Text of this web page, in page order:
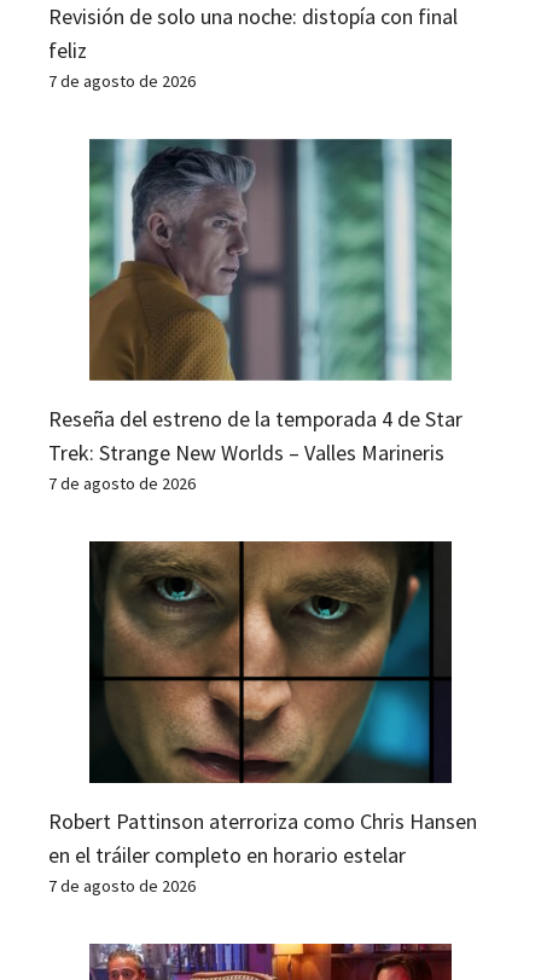
Revisión de solo una noche: distopía con final
feliz
7 de agosto de 2026
Reseña del estreno de la temporada 4 de Star
Trek: Strange New Worlds – Valles Marineris
7 de agosto de 2026
Robert Pattinson aterroriza como Chris Hansen
en el tráiler completo en horario estelar
7 de agosto de 2026